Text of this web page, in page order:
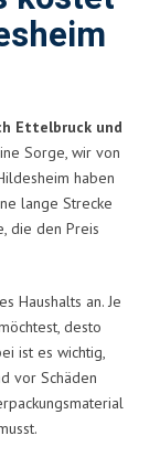
Ettelbruck und
Sorge, wir von
haben
lange Strecke
die den Preis
Haushalts an. Je
desto
ist es wichtig,
vor Schäden